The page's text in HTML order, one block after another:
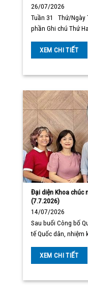
26/07/2026
Tuần 31 Thứ/Ngày
phần Ghi chú Thứ
XEM CHI TIẾT
Đại diện Khoa chúc
(7.7.2026)
14/07/2026
Sau buổi Công bố
tế Quốc dân, nhiệm
XEM CHI TIẾT